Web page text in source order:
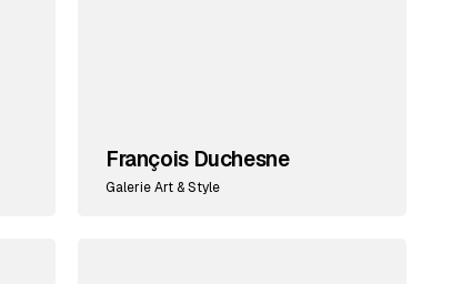
François Duchesne
Galerie Art & Style